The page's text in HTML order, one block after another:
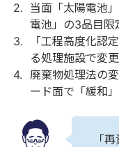
当面「太陽電池
電池」の3品目限
「工程高度化認
る処理施設で変
廃棄物処理法の
ード面で「緩和
「